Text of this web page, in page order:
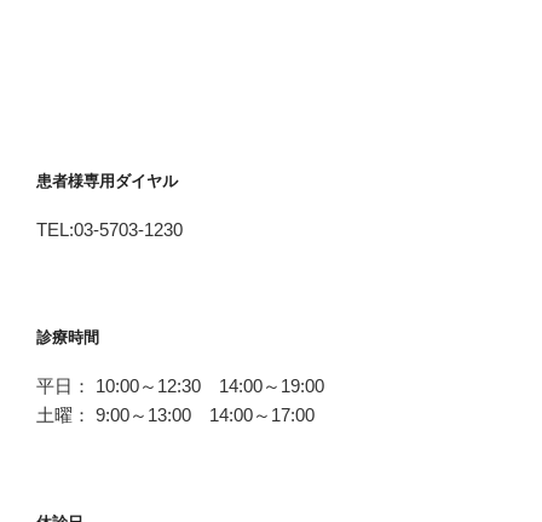
患者様専用ダイヤル
TEL:03-5703-1230
診療時間
平日： 10:00～12:30 14:00～19:00
土曜： 9:00～13:00 14:00～17:00